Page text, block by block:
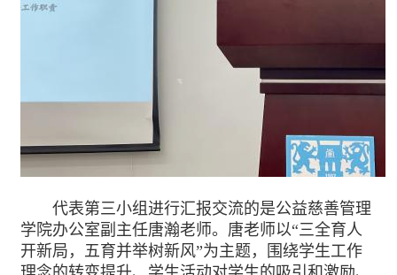
代表第三小组进行汇报交流的是公益慈善管理
学院办公室副主任唐瀚老师。唐老师以“三全育人
开新局，五育并举树新风”为主题，围绕学生工作